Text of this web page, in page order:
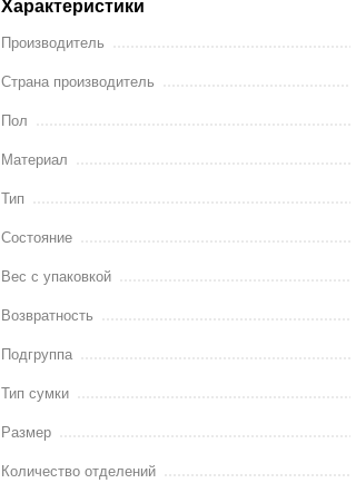
Характеристики
Производитель
Страна производитель
Пол
Материал
Тип
Состояние
Вес с упаковкой
Возвратность
Подгруппа
Тип сумки
Размер
Количество отделений